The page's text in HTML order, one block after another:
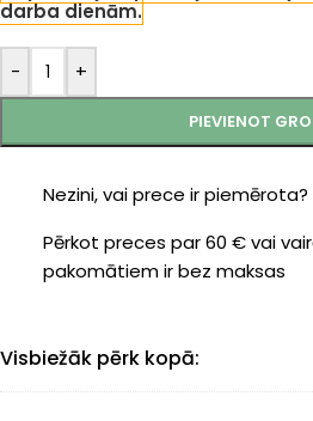
darba dienām.
- +
PIEVIENOT
Nezini, vai prece ir
Pērkot preces par 60 € vai
pakomātiem ir bez maksas
Visbiežāk pērk kopā: